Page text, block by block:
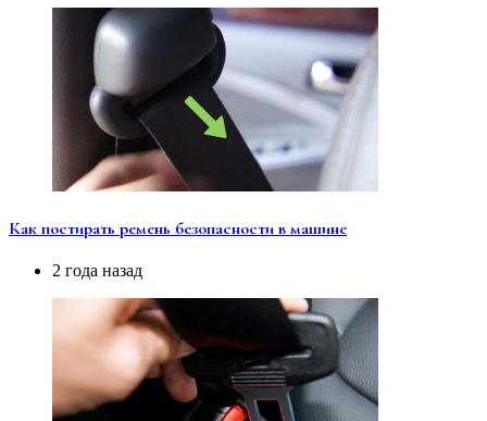
Как постирать ремень безопасности в машине
2 года назад